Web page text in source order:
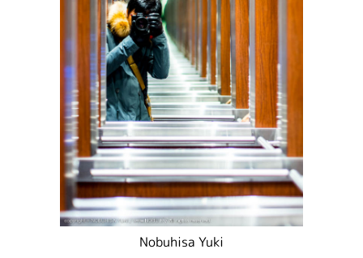
Nobuhisa Yuki